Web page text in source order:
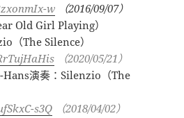
w
（2016/09/07）
Old Girl Playing）
（The Silence）
（2020/05/21）
演奏：Silenzio（The
s3Q （2018/04/02）